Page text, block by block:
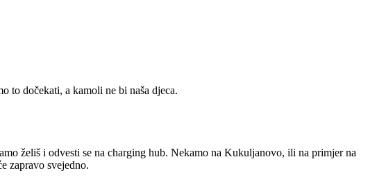
to dočekati, a kamoli ne bi naša djeca.
želiš i odvesti se na charging hub. Nekamo na Kukuljanovo, ili na primjer na
zapravo svejedno.